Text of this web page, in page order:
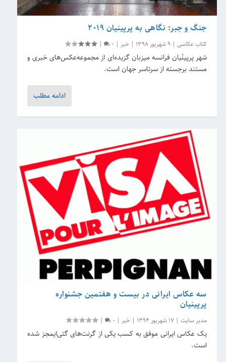
جنگ و جبر: نگاهی به پرپینیان 2019
کتاب عکاسی |9 شهریور 1398 | خبر |
0
|
شهر پرپینْیان فرانسه میزبان گزیده‌ای از مجموعه‌عکس‌های خبری و
مستند برجسته از سرتاسر جهان است.
ادامه مطلب
سه عکاس ایرانی در بیست و هفتمین جشنواره
پرپینیان
مدیر سایت |17 شهریور 1394 | خبر |
0
|
یک عکاس ایرانی موفق به کسب یکی از گرنت‌های گتی‌ایمجز شده
است.